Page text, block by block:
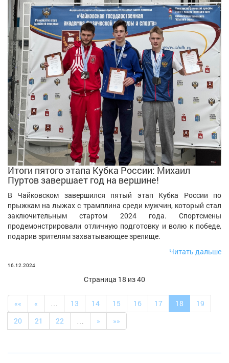
Итоги пятого этапа Кубка России: Михаил
Пуртов завершает год на вершине!
В Чайковском завершился пятый этап Кубка России по
прыжкам на лыжах с трамплина среди мужчин, который стал
заключительным стартом 2024 года. Спортсмены
продемонстрировали отличную подготовку и волю к победе,
подарив зрителям захватывающее зрелище.
Читать дальше
16.12.2024
Страница 18 из 40
«« « … 13 14 15 16 17 18
19
20
21 22 … » »»